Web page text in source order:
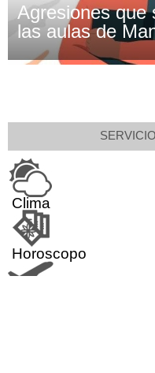
Agresiones que
las aulas de
Clima
Horoscopo